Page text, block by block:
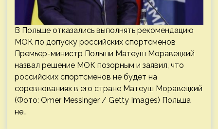
В Польше отказались выполнять рекомендацию
МОК по допуску российских спортсменов
Премьер-министр Польши Матеуш Моравецкий
назвал решение МОК позорным и заявил, что
российских спортсменов не будет на
соревнованиях в его стране Матеуш Моравецкий
(Фото: Omer Messinger / Getty Images) Польша
не…